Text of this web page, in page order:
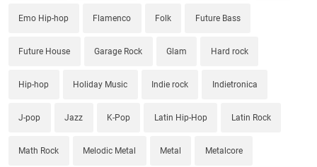
Emo Hip-hop Flamenco Folk Future Bass
Future House Garage Rock Glam Hard rock
Hip-hop Holiday Music Indie rock Indietronica
J-pop Jazz K-Pop Latin Hip-Hop Latin Rock
Math Rock Melodic Metal Metal Metalcore